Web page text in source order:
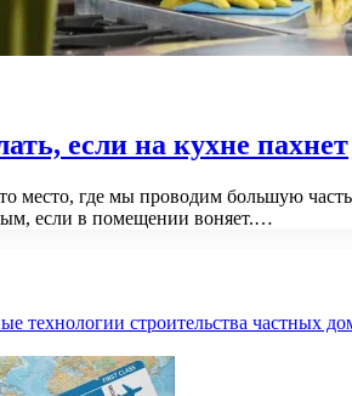
если на кухне пахнет
место, где мы проводим большую
если в помещении воняет.…
технологии строительства частных